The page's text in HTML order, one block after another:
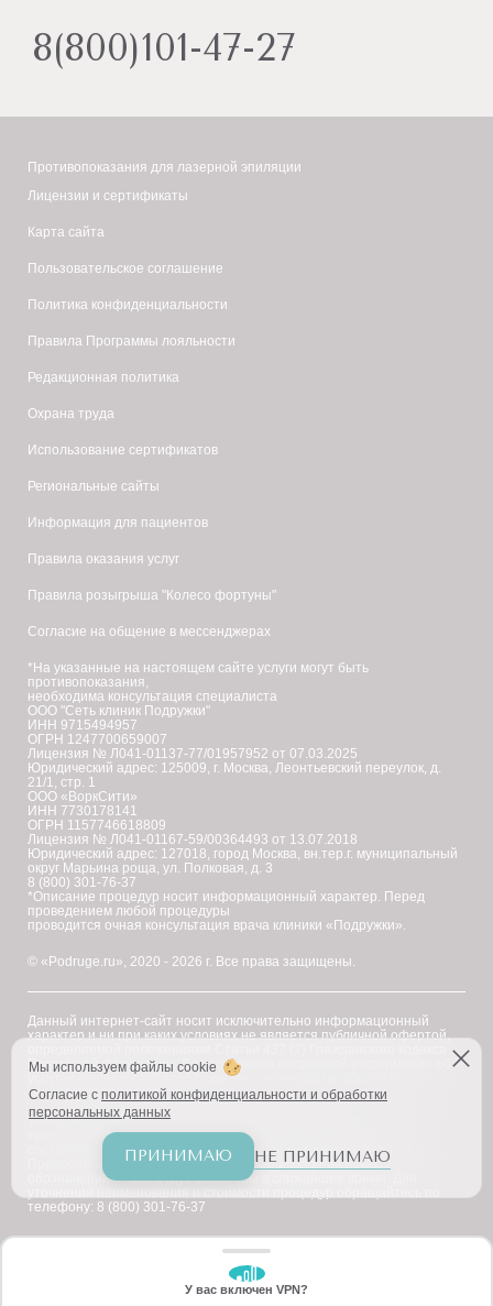
8(800)101-47-27
Противопоказания для лазерной эпиляции
Лицензии и сертификаты
Карта сайта
Пользовательское соглашение
Политика конфиденциальности
Правила Программы лояльности
Редакционная политика
Охрана труда
Использование сертификатов
Региональные сайты
Информация для пациентов
Правила оказания услуг
Правила розыгрыша "Колесо фортуны"
Согласие на общение в мессенджерах
*На указанные на настоящем сайте услуги могут быть
противопоказания,
необходима консультация специалиста
ООО "Сеть клиник Подружки"
ИНН 9715494957
ОГРН 1247700659007
Лицензия № Л041-01137-77/01957952 от 07.03.2025
Юридический адрес: 125009, г. Москва, Леонтьевский переулок, д.
21/1, стр. 1
ООО «ВоркСити»
ИНН 7730178141
ОГРН 1157746618809
Лицензия № Л041-01167-59/00364493 от 13.07.2018
Юридический адрес: 127018, город Москва, вн.тер.г. муниципальный
округ Марьина роща, ул. Полковая, д. 3
8 (800) 301-76-37
*Описание процедур носит информационный характер. Перед
проведением любой процедуры
проводится очная консультация врача клиники «Подружки».
© «Podruge.ru», 2020 - 2026 г. Все права защищены.
Данный интернет-сайт носит исключительно информационный
характер и ни при каких условиях не является публичной офертой,
Российской Федерации. Для получения подробной информации об
услугах, ценах и спецпредложениях, пожалуйста, обратитесь в
клинику "Подружки".
Уважаемые клиенты! В настоящее время на сайте ведутся
технические работы по приведению наименований услуг в
соответствие с требованиями Федерального закона № 168-ФЗ.
Приносим извинения за возможное наличие иноязычных
обозначений — они будут заменены в ближайшее время. Для
телефону: 8 (800) 301-76-37
ЗАБЕРИТЕ СКИДКУ
Мы используем файлы cookie
Согласие с политикой конфиденциальности и обработки
персональных данных
ПРИНИМАЮ НЕ ПРИНИМАЮ
У вас включен VPN?